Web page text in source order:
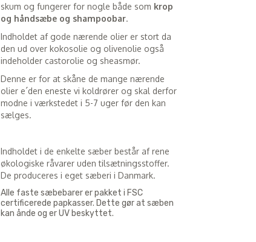
skum og fungerer for nogle både som krop
og håndsæbe og shampoobar.
Indholdet af gode nærende olier er stort da
den ud over kokosolie og olivenolie også
indeholder castorolie og sheasmør.
Denne er for at skåne de mange nærende
olier e´den eneste vi koldrører og skal derfor
modne i værkstedet i 5-7 uger før den kan
sælges.
Indholdet i de enkelte sæber består af rene
økologiske råvarer uden tilsætningsstoffer.
De produceres i eget sæberi i Danmark.
Alle faste sæbebarer er pakket i FSC
certificerede papkasser. Dette gør at sæben
kan ånde og er UV beskyttet.